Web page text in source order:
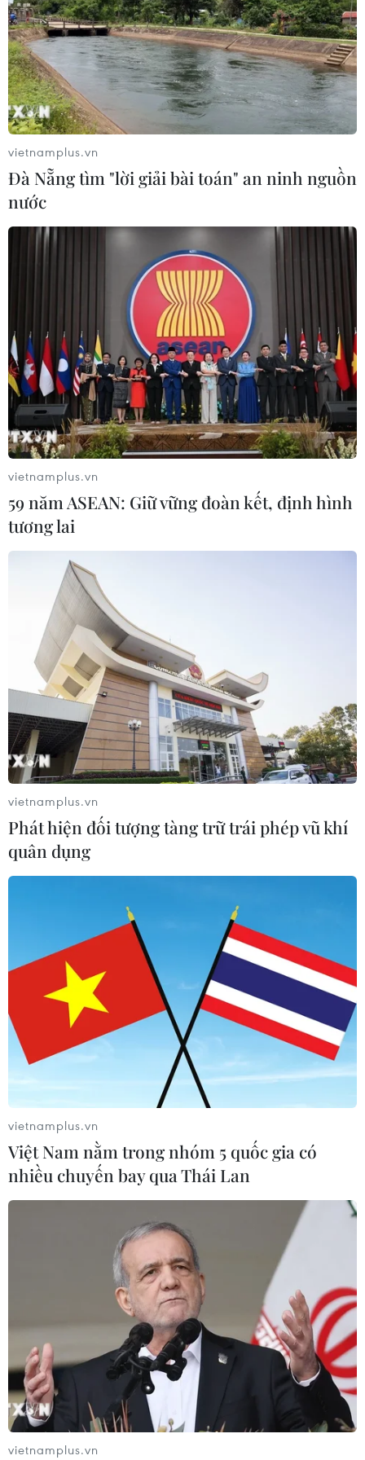
TIN CÙNG CHUYÊN MỤC
Bánh xèo tôm nhảy - món ăn phải
thử khi đến Quy Nhơn
07/08/2026 00:00
vietnamplus.vn
Đà Nẵng tìm "lời giải bài toán" an ninh nguồn
nước
vietnamplus.vn
59 năm ASEAN: Giữ vững đoàn kết, định hình
tương lai
vietnamplus.vn
Phát hiện đối tượng tàng trữ trái phép vũ khí
quân dụng
vietnamplus.vn
Việt Nam nằm trong nhóm 5 quốc gia có
nhiều chuyến bay qua Thái Lan
vietnamplus.vn